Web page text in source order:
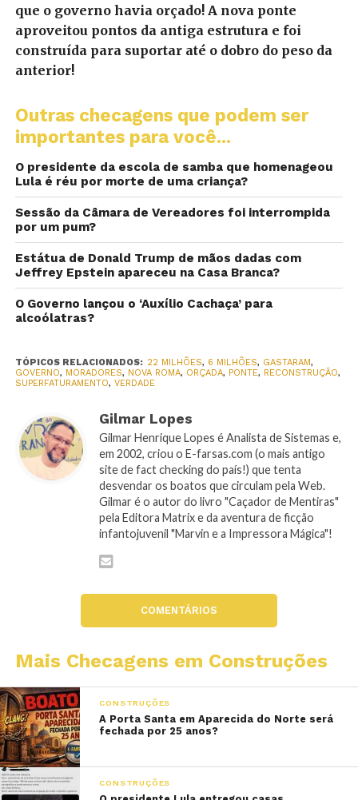
que o governo havia orçado! A nova ponte
aproveitou pontos da antiga estrutura e foi
construída para suportar até o dobro do peso da
anterior!
Outras checagens que podem ser
importantes para você...
O presidente da escola de samba que homenageou
Lula é réu por morte de uma criança?
Sessão da Câmara de Vereadores foi interrompida
por um pum?
Estátua de Donald Trump de mãos dadas com
Jeffrey Epstein apareceu na Casa Branca?
O Governo lançou o ‘Auxílio Cachaça’ para
alcoólatras?
TÓPICOS RELACIONADOS: 22 MILHÕES, 6 MILHÕES, GASTARAM,
GOVERNO, MORADORES, NOVA ROMA, ORÇADA, PONTE, RECONSTRUÇÃO,
SUPERFATURAMENTO, VERDADE
Gilmar Lopes
Gilmar Henrique Lopes é Analista de Sistemas e,
em 2002, criou o E-farsas.com (o mais antigo
site de fact checking do país!) que tenta
desvendar os boatos que circulam pela Web.
Gilmar é o autor do livro "Caçador de Mentiras"
pela Editora Matrix e da aventura de ficção
infantojuvenil "Marvin e a Impressora Mágica"!
COMENTÁRIOS
Mais Checagens em Construções
CONSTRUÇÕES
A Porta Santa em Aparecida do Norte será
fechada por 25 anos?
CONSTRUÇÕES